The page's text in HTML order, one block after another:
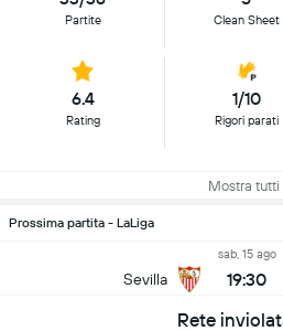
Partite Clean Sheet
6.4
Rating
1/10
Rigori parati
Mostra tutti
Prossima partita - LaLiga
Sevilla
sab, 15 ago
19:30
Rete